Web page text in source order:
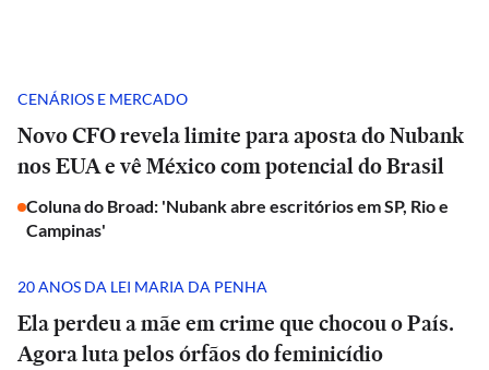
CENÁRIOS E MERCADO
Novo CFO revela limite para aposta do Nubank
nos EUA e vê México com potencial do Brasil
Coluna do Broad: 'Nubank abre escritórios em SP, Rio e
Campinas'
20 ANOS DA LEI MARIA DA PENHA
Ela perdeu a mãe em crime que chocou o País.
Agora luta pelos órfãos do feminicídio